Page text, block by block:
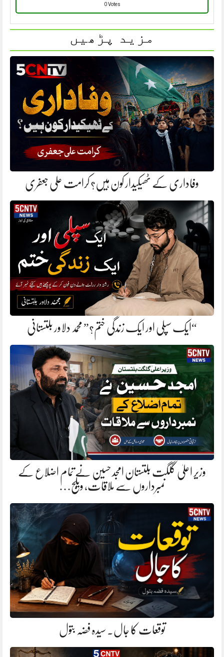
0 Votes
مزید پڑھیں
وفاداری کے ٹھیکیدار کون ہیں؟ کرامت علی جعفری
“ایک سپلی اور ایک زندگی ختم؟” محمد دلاور بلتستانی
وزیر اعلیٰ گلگت بلتستان امجد حسین نے تمام اضلاع کے
نمبرداروں سے ملاقات، ویلج…
توقعات کا جال. سیدہ فضہ بتول